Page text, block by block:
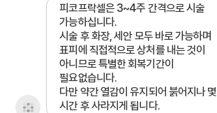
피코프락셀은 3~4주 간격으로 시술
가능하십니다.
시술 후 화장, 세안 모두 바로 가능하며
표피에 직접적으로 상처를 내는 것이
아니므로 특별한 회복기간이
필요없습니다.
다만 약간 열감이 유지되어 붉어지나 몇
시간 후 사라지게 됩니다.